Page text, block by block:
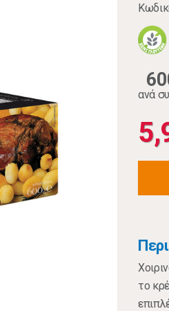
ανά
το